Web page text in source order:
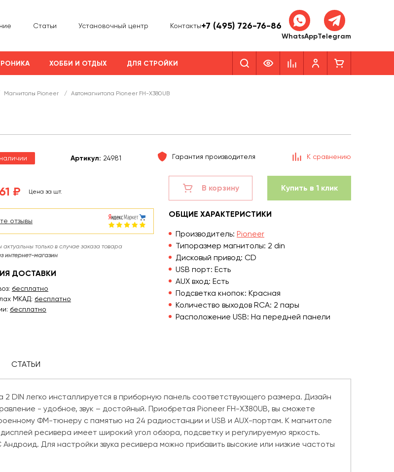
Статьи Установочный центр Контакты+7 (495) 726-76-86
WhatsAppTelegram
ХОББИ И ОТДЫХ ДЛЯ СТРОЙКИ
Магнитолы Pioneer / Автомагнитола Pioneer FH-X380UB
Артикул: 24981 Гарантия производителя К сравнению
₽ Цена за шт.
отзывы
актуальны только в случае заказа товара
интернет-магазин
ДОСТАВКИ
бесплатно
МКАД: бесплатно
бесплатно
В корзину Купить в 1 клик
ОБЩИЕ ХАРАКТЕРИСТИКИ
Производитель: Pioneer
Типоразмер магнитолы: 2 din
Дисковый привод: CD
USB порт: Есть
AUX вход: Есть
Подсветка кнопок: Красная
Количество выходов RCA: 2 пары
Расположение USB: На передней панели
СТАТЬИ
DIN легко инсталлируется в приборную панель соответствующего размера. Дизайн
- удобное, звук – достойный. Приобретая Pioneer FH-X380UB, вы сможете
ФМ-тюнеру с памятью на 24 радиостанции и USB и AUX-портам. К магнитоле
ресивера имеет широкий угол обзора, подсветку и регулируемую яркость.
Для настройки звука ресивера можно прибавить высокие или низкие частоты